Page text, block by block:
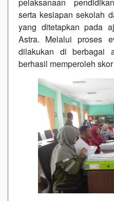
serta kesiapan sekolah
yang ditetapkan pada
Astra. Melalui proses
dilakukan di berbagai
berhasil memperoleh